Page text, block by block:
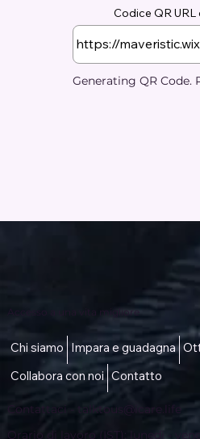
Codice QR
Generating QR Code.
Accesso a una vita migliore
Contattaci - talktous@icare.life
Chi siamo Impara e guadagna
Collabora con noi Contatto
Orario di lavoro (IST): lunedì -